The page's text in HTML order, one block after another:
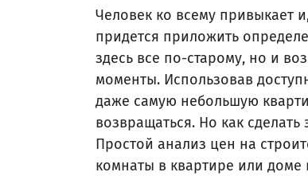
Человек ко всему привыкает
придется приложить
здесь все по-старому, но и
моменты. Использовав
даже самую небольшую
возвращаться. Но как
Простой анализ цен на
комнаты в квартире или доме